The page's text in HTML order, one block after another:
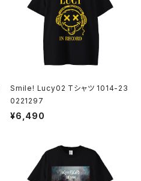
Smile! Lucy02 Tシャツ 1014-23
0221297
¥6,490